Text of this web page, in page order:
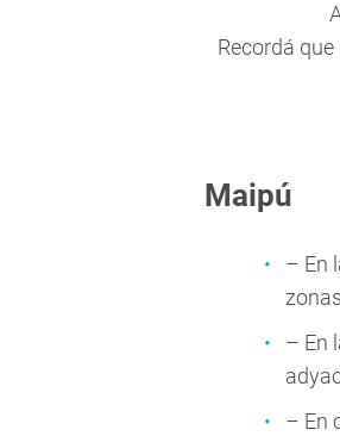
Recordá
Maipú
– En
– En
– En